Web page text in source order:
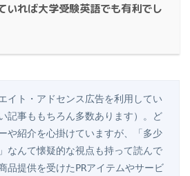
いれば大学受験英語でも有利でし
イト・アドセンス広告を利用してい
記事ももちろん多数あります）。ど
や紹介を心掛けていますが、「多少
なんて懐疑的な視点も持って読んで
品提供を受けたPRアイテムやサービ